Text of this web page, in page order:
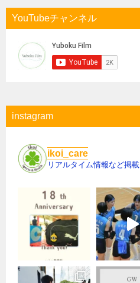
YouTubeチャンネル
instagram
ikoi_care
リアルタイム情報など掲載